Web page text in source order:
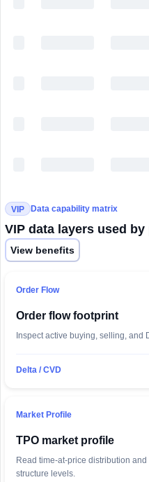
VIP Data capability matrix
VIP data layers used
View benefits
Order Flow
Order flow footprint
Inspect active buying, selling, and
Delta / CVD
Market Profile
TPO market profile
Read time-at-price distribution
structure levels.